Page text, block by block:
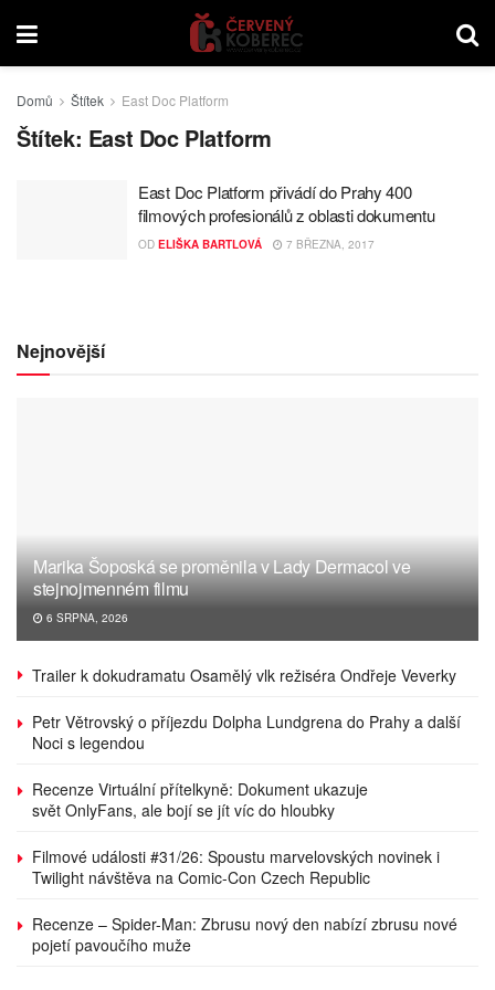
Domů Štítek East Doc Platform
Štítek: East Doc Platform
East Doc Platform přivádí do Prahy 400
filmových profesionálů z oblasti dokumentu
OD ELIŠKA BARTLOVÁ 7 BŘEZNA, 2017
Nejnovější
Marika Šoposká se proměnila v Lady Dermacol ve
stejnojmenném filmu
6 SRPNA, 2026
Trailer k dokudramatu Osamělý vlk režiséra Ondřeje Veverky
Petr Větrovský o příjezdu Dolpha Lundgrena do Prahy a další
Noci s legendou
Recenze Virtuální přítelkyně: Dokument ukazuje
svět OnlyFans, ale bojí se jít víc do hloubky
Filmové události #31/26: Spoustu marvelovských novinek i
Twilight návštěva na Comic-Con Czech Republic
Recenze – Spider-Man: Zbrusu nový den nabízí zbrusu nové
pojetí pavoučího muže